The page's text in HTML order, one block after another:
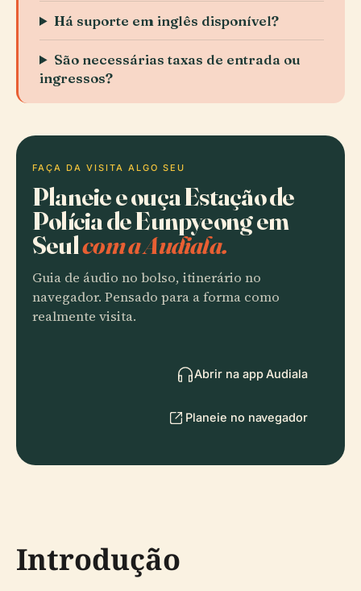
Há suporte em inglês disponível?
São necessárias taxas de entrada ou
ingressos?
FAÇA DA VISITA ALGO SEU
Planeie e ouça Estação de
Polícia de Eunpyeong em
Seulcom a Audiala.
Guia de áudio no bolso, itinerário no
navegador. Pensado para a forma como
realmente visita.
Abrir na app Audiala
Planeie no navegador
Introdução